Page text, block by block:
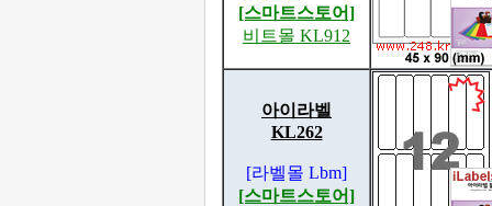
[스마트스토어]
비트몰 KL912
아이라벨
KL262
[라벨몰 Lbm]
[스마트스토어]